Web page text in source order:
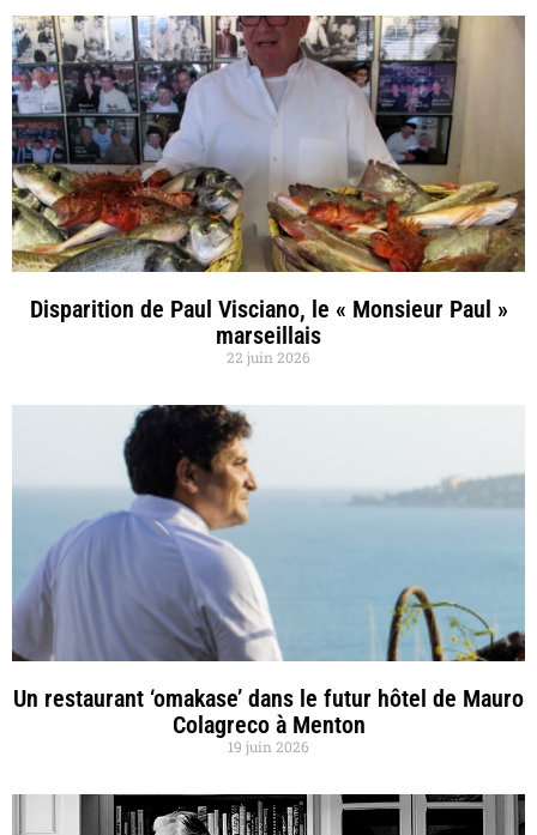
Disparition de Paul Visciano, le « Monsieur Paul »
marseillais
22 juin 2026
Un restaurant ‘omakase’ dans le futur hôtel de Mauro
Colagreco à Menton
19 juin 2026